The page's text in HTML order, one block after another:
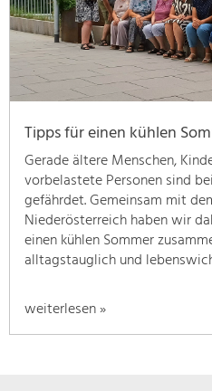
geben
wir
hier
eine
Übersicht
unsere
Für
mehr
einfach
das
schon
Tipps für einen kühlen
Gerade ältere Menschen,
vorbelastete Personen sind
gefährdet. Gemeinsam mit
Niederösterreich haben wir
einen kühlen Sommer
alltagstauglich und
weiterlesen »